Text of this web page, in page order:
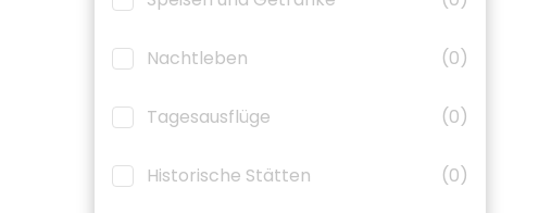
Nachtleben (0)
Tagesausflüge (0)
Historische Stätten (0)